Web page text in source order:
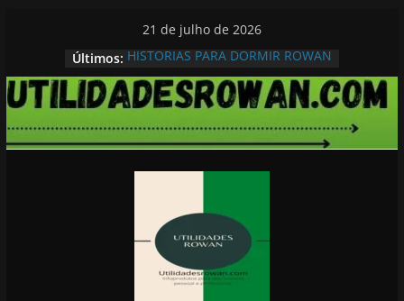
conteúdo
21 de julho de 2026
Últimos: HISTORIAS PARA DORMIR ROWAN